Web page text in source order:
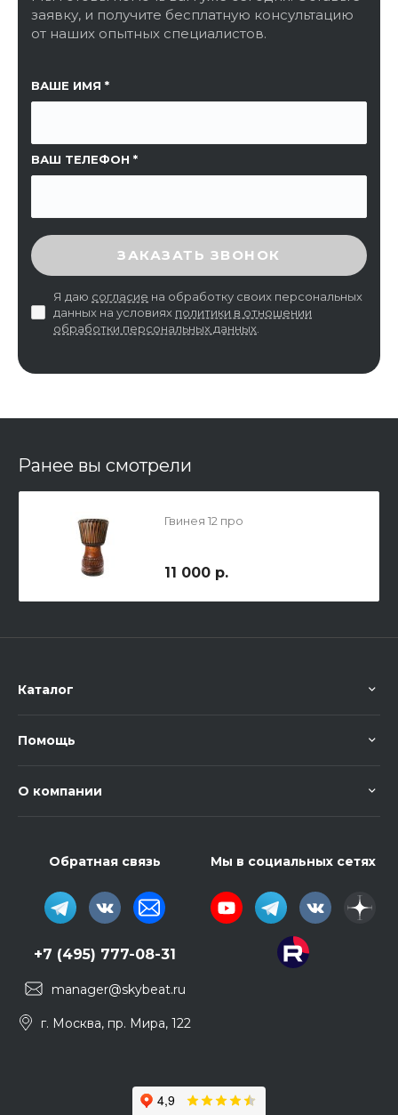
заявку, и получите бесплатную консультацию
от наших опытных специалистов.
ВАШЕ ИМЯ
ВАШ ТЕЛЕФОН
ССЫЛКА НА СТРАНИЦУ
ВВЕДИТЕ ПРОВЕРОЧНЫЙ КОД
ЗАКАЗАТЬ ЗВОНОК
Я даю согласие на обработку своих персональных
данных на условиях политики в отношении
обработки персональных данных
Ранее вы смотрели
Гвинея 12 про
11 000 р.
Каталог
Помощь
О компании
Обратная связь
+7 (495) 777-08-31
manager@skybeat.ru
г. Москва, пр. Мира, 122
Мы в социальных сетях